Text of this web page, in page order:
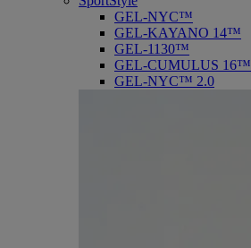
GEL-NYC™
GEL-KAYANO 14™
GEL-1130™
GEL-CUMULUS 16™
GEL-NYC™ 2.0